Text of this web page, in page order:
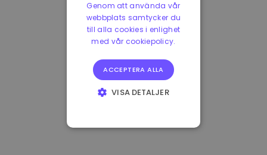
Genom att använda vår
webbplats samtycker du
till alla cookies i enlighet
med vår cookiepolicy.
ACCEPTERA ALLA
VISA DETALJER